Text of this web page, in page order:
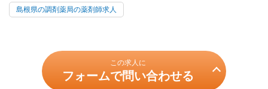
島根県の調剤薬局の薬剤師求人
この求人に
フォームで問い合わせる